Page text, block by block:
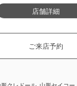
店舗詳細
ご来店予約